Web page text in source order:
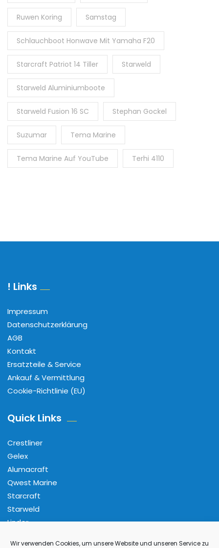
Wir verwenden Cookies, um unsere Website und unseren Service zu
Ruwen Koring Samstag
Schlauchboot Honwave Mit Yamaha F20
Starcraft Patriot 14 Tiller Starweld
Starweld Aluminiumboote
Starweld Fusion 16 SC Stephan Gockel
Suzumar Tema Marine
Tema Marine Auf YouTube Terhi 4110
! Links
Impressum
Datenschutzerklärung
AGB
Kontakt
Ersatzteile & Service
Ankauf & Vermittlung
Cookie-Richtlinie (EU)
Quick Links
Crestliner
Gelex
Alumacraft
Qwest Marine
Starcraft
Starweld
Linder